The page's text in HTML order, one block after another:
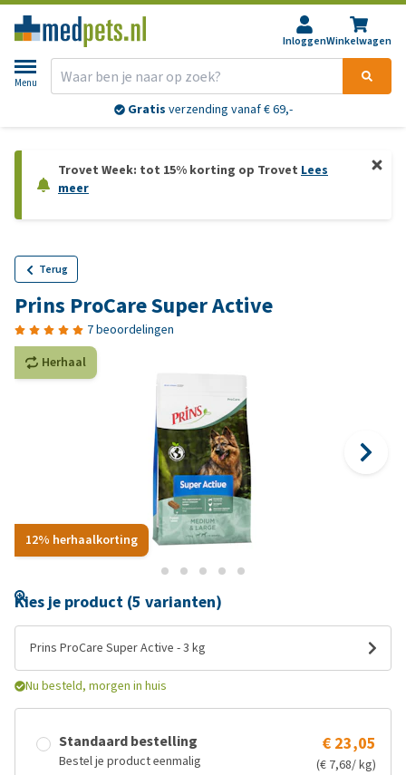
InloggenWinkelwagen
Menu
Gratis verzending vanaf € 69,-
Trovet Week: tot 15% korting op Trovet Lees
meer
Terug
Prins ProCare Super Active
7 beoordelingen
12% herhaalkorting
Herhaal
Kies je product (5 varianten)
Prins ProCare Super Active - 3 kg
Nu besteld, morgen in huis
Standaard bestelling
Bestel je product eenmalig
€ 23,05
(€ 7,68/ kg)